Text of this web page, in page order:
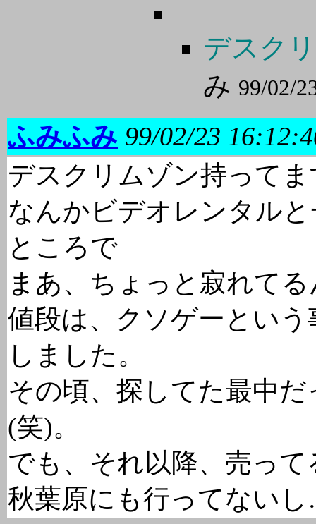
デスク
み 99/02/
ふみふみ 99/02/23
デスクリムゾン持って
なんかビデオレンタル
ところで
まあ、ちょっと寂れて
値段は、クソゲーという
しました。
その頃、探してた最中
(笑)。
でも、それ以降、売っ
秋葉原にも行ってない